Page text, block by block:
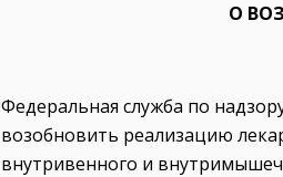
О
Федеральная служба по
возобновить реализацию
внутривенного и